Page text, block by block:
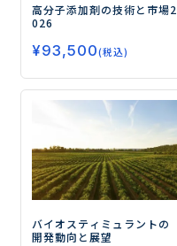
高分子添加剤の技術と市場2
026
¥93,500(税込)
バイオスティミュラントの
開発動向と展望